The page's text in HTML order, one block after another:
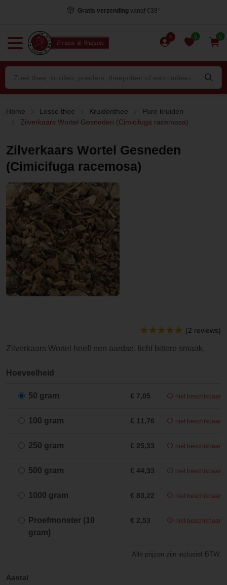
Voor 15.00 uur besteld , dezelfde dag verstuurd*
0 0
Home Losse thee Kruidenthee
Pure kruiden
Zilverkaars Wortel Gesneden (Cimicifuga racemosa)
Zilverkaars Wortel Gesneden
(Cimicifuga racemosa)
(2 reviews)
Zilverkaars Wortel heeft een aardse, licht bittere smaak.
Hoeveelheid
50 gram € 7,05 niet beschikbaar
100 gram € 11,76 niet beschikbaar
250 gram € 25,33 niet beschikbaar
500 gram € 44,33 niet beschikbaar
1000 gram € 83,22 niet beschikbaar
Proefmonster (10
gram)
€ 2,53 niet beschikbaar
Alle prijzen zijn inclusief BTW.
Aantal